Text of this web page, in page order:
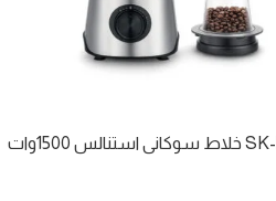
SK-555N خلاط سوكانى استنالس 1500وات